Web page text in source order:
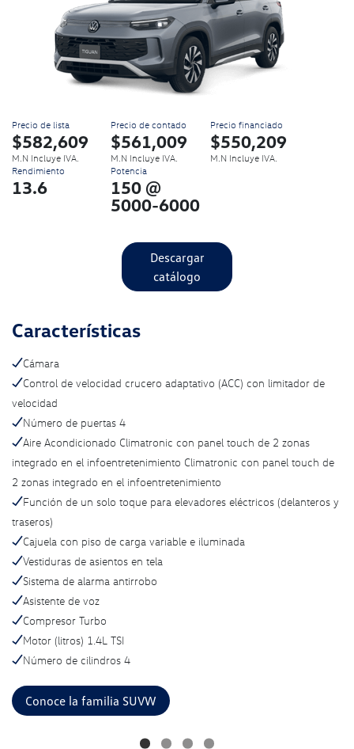
Precio de lista
$582,609
M.N Incluye IVA.
Precio de contado
$561,009
M.N Incluye IVA.
Precio financiado
$550,209
M.N Incluye IVA.
Rendimiento
13.6
Potencia
150 @
5000-6000
Descargar
catálogo
Características
Cámara
Control de velocidad crucero adaptativo (ACC) con limitador de
velocidad
Número de puertas 4
Aire Acondicionado Climatronic con panel touch de 2 zonas
integrado en el infoentretenimiento Climatronic con panel touch de
2 zonas integrado en el infoentretenimiento
Función de un solo toque para elevadores eléctricos (delanteros y
traseros)
Cajuela con piso de carga variable e iluminada
Vestiduras de asientos en tela
Sistema de alarma antirrobo
Asistente de voz
Compresor Turbo
Motor (litros) 1.4L TSI
Número de cilindros 4
Conoce la familia SUVW